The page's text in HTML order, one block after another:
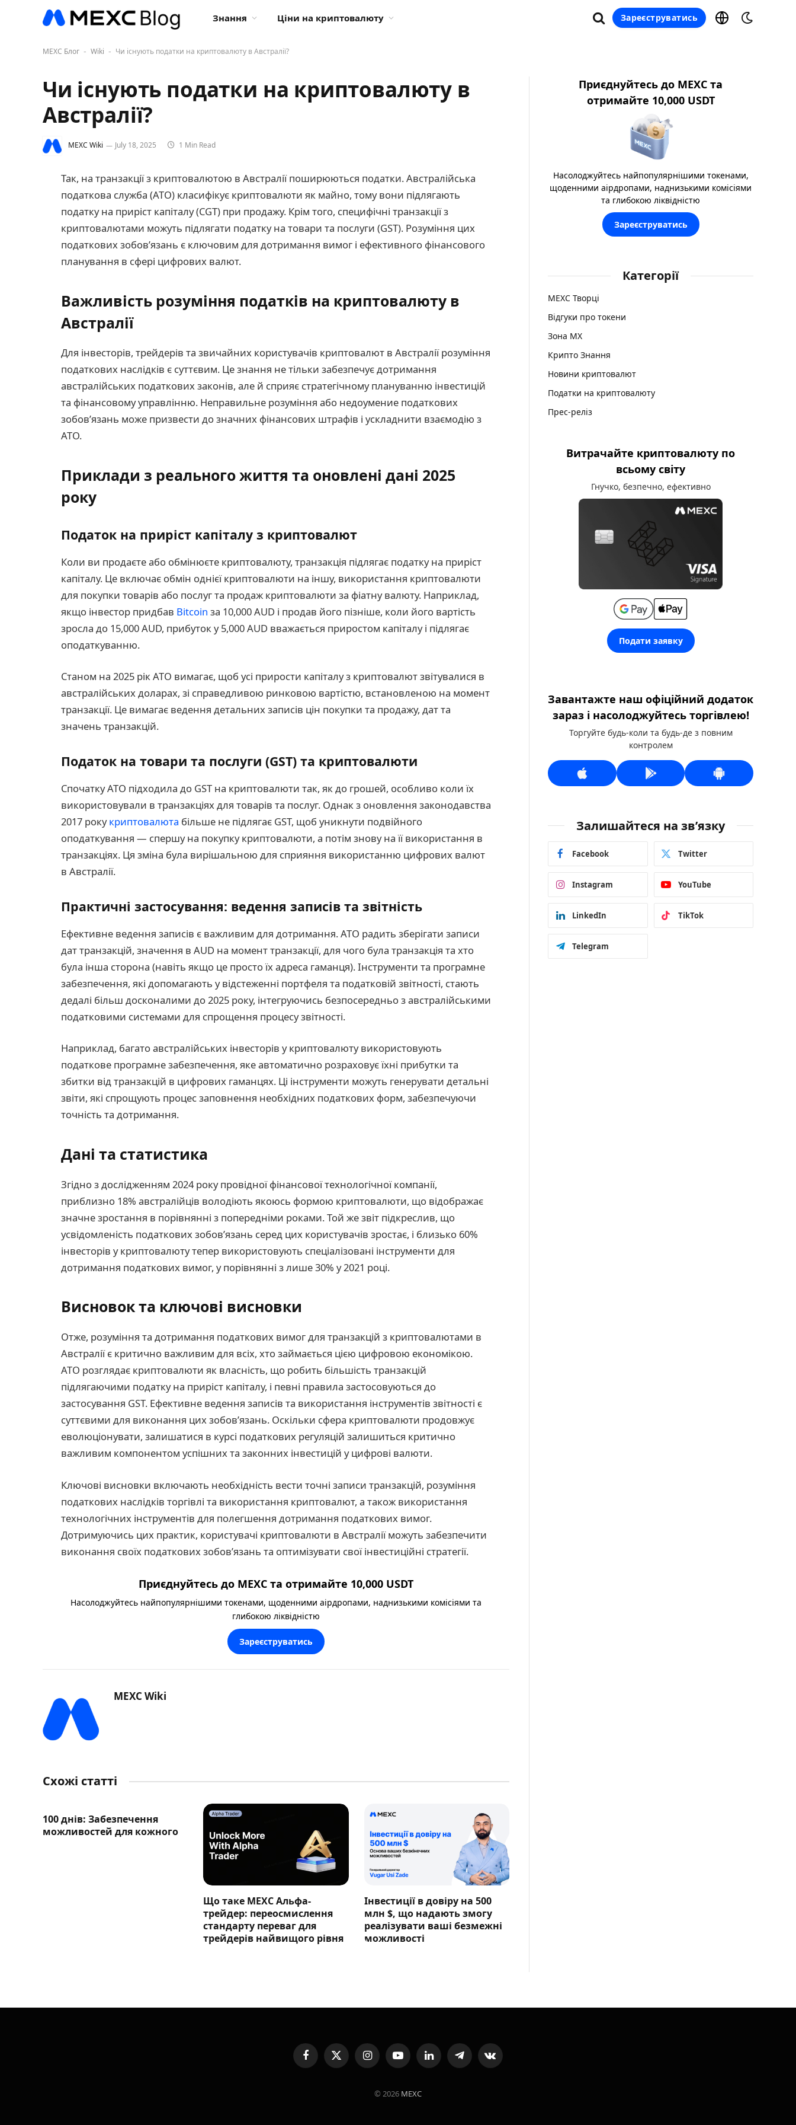
Знання Ціни на криптовалюту Зареєструватись
MEXC Блог - Wiki - Чи існують податки на криптовалюту в Австралії?
Чи існують податки на криптовалюту в
Австралії?
MEXC Wiki July 18, 2025 1 Min Read
Так, на транзакції з криптовалютою в Австралії поширюються податки. Австралійська
податкова служба (ATO) класифікує криптовалюти як майно, тому вони підлягають
податку на приріст капіталу (CGT) при продажу. Крім того, специфічні транзакції з
криптовалютами можуть підлягати податку на товари та послуги (GST). Розуміння цих
податкових зобов’язань є ключовим для дотримання вимог і ефективного фінансового
планування в сфері цифрових валют.
Важливість розуміння податків на криптовалюту в
Австралії
Для інвесторів, трейдерів та звичайних користувачів криптовалют в Австралії розуміння
податкових наслідків є суттєвим. Це знання не тільки забезпечує дотримання
австралійських податкових законів, але й сприяє стратегічному плануванню інвестицій
та фінансовому управлінню. Неправильне розуміння або недоумение податкових
зобов’язань може призвести до значних фінансових штрафів і ускладнити взаємодію з
ATO.
Приклади з реального життя та оновлені дані 2025
року
Податок на приріст капіталу з криптовалют
Коли ви продаєте або обмінюєте криптовалюту, транзакція підлягає податку на приріст
капіталу. Це включає обмін однієї криптовалюти на іншу, використання криптовалюти
для покупки товарів або послуг та продаж криптовалюти за фіатну валюту. Наприклад,
якщо інвестор придбав Bitcoin за 10,000 AUD і продав його пізніше, коли його вартість
зросла до 15,000 AUD, прибуток у 5,000 AUD вважається приростом капіталу і підлягає
оподаткуванню.
Станом на 2025 рік ATO вимагає, щоб усі прирости капіталу з криптовалют звітувалися в
австралійських доларах, зі справедливою ринковою вартістю, встановленою на момент
транзакції. Це вимагає ведення детальних записів цін покупки та продажу, дат та
значень транзакцій.
Податок на товари та послуги (GST) та криптовалюти
Спочатку ATO підходила до GST на криптовалюти так, як до грошей, особливо коли їх
використовували в транзакціях для товарів та послуг. Однак з оновлення законодавства
2017 рокукриптовалюта більше не підлягає GST, щоб уникнути подвійного
оподаткування — спершу на покупку криптовалюти, а потім знову на її використання в
транзакціях. Ця зміна була вирішальною для сприяння використанню цифрових валют
в Австралії.
Практичні застосування: ведення записів та звітність
Ефективне ведення записів є важливим для дотримання. ATO радить зберігати записи
дат транзакцій, значення в AUD на момент транзакції, для чого була транзакція та хто
була інша сторона (навіть якщо це просто їх адреса гаманця). Інструменти та програмне
забезпечення, які допомагають у відстеженні портфеля та податковій звітності, стають
дедалі більш досконалими до 2025 року, інтегруючись безпосередньо з австралійськими
податковими системами для спрощення процесу звітності.
Наприклад, багато австралійських інвесторів у криптовалюту використовують
податкове програмне забезпечення, яке автоматично розраховує їхні прибутки та
збитки від транзакцій в цифрових гаманцях. Ці інструменти можуть генерувати детальні
звіти, які спрощують процес заповнення необхідних податкових форм, забезпечуючи
точність та дотримання.
Дані та статистика
Згідно з дослідженням 2024 року провідної фінансової технологічної компанії,
приблизно 18% австралійців володіють якоюсь формою криптовалюти, що відображає
значне зростання в порівнянні з попередніми роками. Той же звіт підкреслив, що
усвідомленість податкових зобов’язань серед цих користувачів зростає, і близько 60%
інвесторів у криптовалюту тепер використовують спеціалізовані інструменти для
дотримання податкових вимог, у порівнянні з лише 30% у 2021 році.
Висновок та ключові висновки
Отже, розуміння та дотримання податкових вимог для транзакцій з криптовалютами в
Австралії є критично важливим для всіх, хто займається цією цифровою економікою.
ATO розглядає криптовалюти як власність, що робить більшість транзакцій
підлягаючими податку на приріст капіталу, і певні правила застосовуються до
застосування GST. Ефективне ведення записів та використання інструментів звітності є
суттєвими для виконання цих зобов’язань. Оскільки сфера криптовалюти продовжує
еволюціонувати, залишатися в курсі податкових регуляцій залишиться критично
важливим компонентом успішних та законних інвестицій у цифрові валюти.
Ключові висновки включають необхідність вести точні записи транзакцій, розуміння
податкових наслідків торгівлі та використання криптовалют, а також використання
технологічних інструментів для полегшення дотримання податкових вимог.
Дотримуючись цих практик, користувачі криптовалюти в Австралії можуть забезпечити
виконання своїх податкових зобов’язань та оптимізувати свої інвестиційні стратегії.
Приєднуйтесь до MEXC та отримайте 10,000 USDT
Насолоджуйтесь найпопулярнішими токенами, щоденними аірдропами, наднизькими комісіями та
глибокою ліквідністю
Зареєструватись
MEXC Wiki
Схожі статті
100 днів: Забезпечення
можливостей для кожного
Що таке MEXC Альфа-
трейдер: переосмислення
стандарту переваг для
трейдерів найвищого рівня
Інвестиції в довіру на 500
млн $, що надають змогу
реалізувати ваші безмежні
можливості
Приєднуйтесь до MEXC та
отримайте 10,000 USDT
Насолоджуйтесь найпопулярнішими токенами,
щоденними аірдропами, наднизькими комісіями
та глибокою ліквідністю
Зареєструватись
Категорії
MEXC Творці
Відгуки про токени
Зона MX
Крипто Знання
Новини криптовалют
Податки на криптовалюту
Прес-реліз
Витрачайте криптовалюту по
всьому світу
Гнучко, безпечно, ефективно
Подати заявку
Завантажте наш офіційний додаток
зараз і насолоджуйтесь торгівлею!
Торгуйте будь-коли та будь-де з повним
контролем
Залишайтеся на зв’язку
Facebook Twitter
Instagram YouTube
LinkedIn TikTok
Telegram
FacebookX
(Twitter)
InstagramYouTubeLinkedInTelegramVKontakte
© 2026 MEXC